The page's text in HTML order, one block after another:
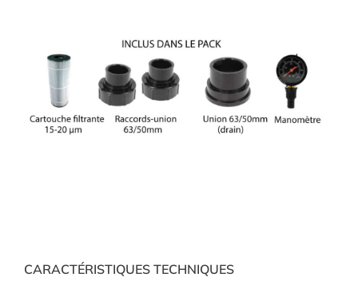
CARACTÉRISTIQUES TECHNIQUES